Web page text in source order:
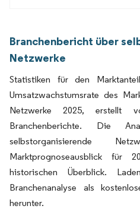
Branchenbericht über
Netzwerke
Statistiken für den
Umsatzwachstumsrate des
Netzwerke 2025, erstellt
Branchenberichte. Die
selbstorganisierende
Marktprognoseausblick
historischen Überblick.
Branchenanalyse als
herunter.